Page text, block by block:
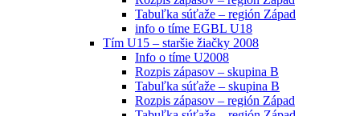
Tabuľka súťaže – región Západ
info o tíme EGBL U18
Tím U15 – staršie žiačky 2008
Info o tíme U2008
Rozpis zápasov – skupina B
Tabuľka súťaže – skupina B
Rozpis zápasov – región Západ